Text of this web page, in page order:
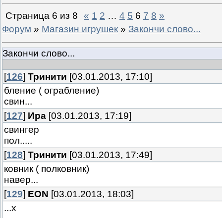
Страница 6 из 8 « 1 2 … 4 5 6 7 8 »
Форум » Магазин игрушек » Закончи слово...
Закончи слово...
[126] Тринити [03.01.2013, 17:10]
бление ( ограбление)
свин...
[127] Ира [03.01.2013, 17:19]
свингер
пол.....
[128] Тринити [03.01.2013, 17:49]
ковник ( полковник)
навер...
[129] EON [03.01.2013, 18:03]
...х